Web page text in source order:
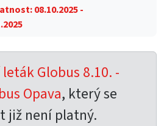
08.10.2025 -
Globus 8.10. -
Opava, který se
již není platný.